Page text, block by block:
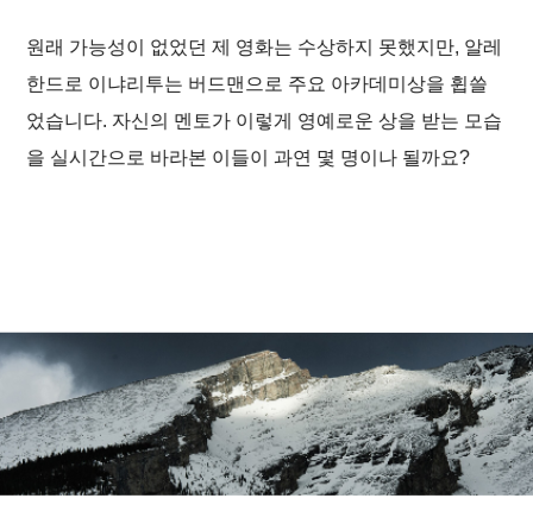
원래 가능성이 없었던 제 영화는 수상하지 못했지만, 알레
한드로 이냐리투는 버드맨 으로 주요 아카데미상을 휩쓸
었습니다. 자신의 멘토가 이렇게 영예로운 상을 받는 모습
을 실시간으로 바라본 이들이 과연 몇 명이나 될까요?